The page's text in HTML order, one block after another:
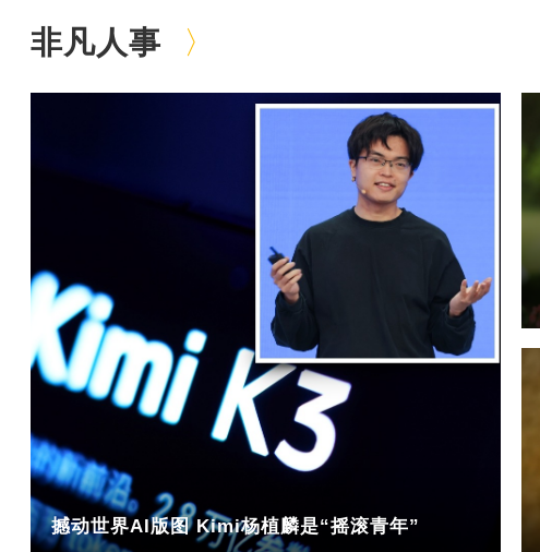
非凡人事
撼动世界AI版图 Kimi杨植麟是“摇滚青年”